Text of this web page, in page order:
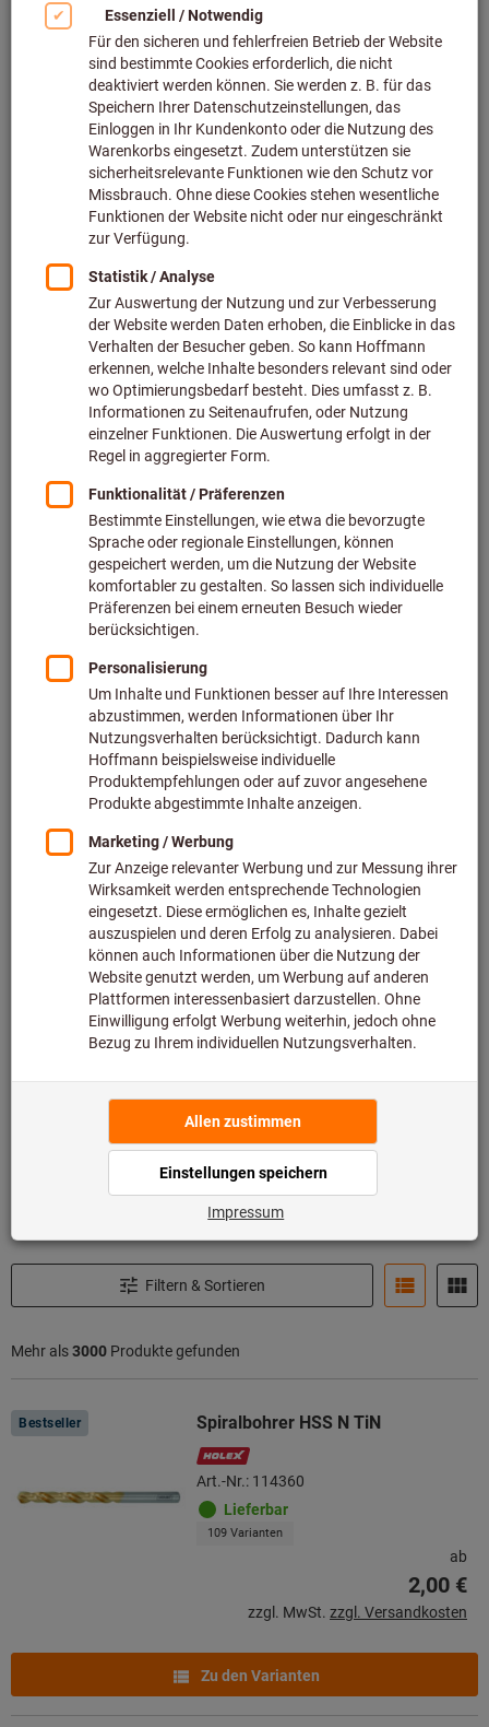
Kegelbohrer (9)
Stufenbohrer (88)
Aufbohrer (28)
Mikrobohrer (6)
Blechschälbohrer (6)
Kernbohrer (894)
Lochschneider & Kreisschneider (324)
Betonbohrer & Steinbohrer (1321)
Holzbohrer (361)
Fließbohrer (16)
Sie suchen noch nach dem geeigneten
Werkzeug?
Entdecken Sie den ToolScout mit
Anwendungsdaten, Werkzeugsuche und
individuellen Bearbeitungsaufgaben.
Finden Sie hier Ihr passendes Werkzeug
Nachschleifservice schnell & effizient
Wir prüfen, schleifen und beschichten Ihre
Zerspanungswerkzeuge – mit Original-
Geometrie, bis zu 95 % der Standzeit und bis
zu 85 % Kostenersparnis.
Zum Nachschleifservice
Filtern & Sortieren
Mehr als3000 Produkte gefunden
Produkte
Bestseller Spiralbohrer HSS N TiN
Art.-Nr.: 114360
Lieferbar
109 Varianten
ab
2,00 €
zzgl. MwSt. zzgl. Versandkosten
Zu den Varianten